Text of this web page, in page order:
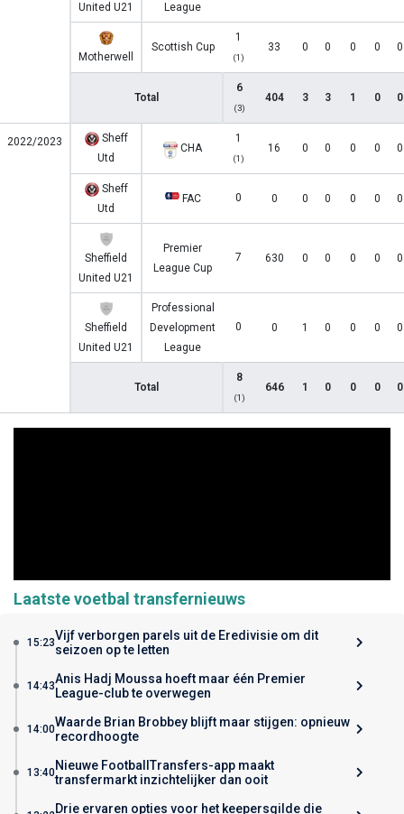
United U21
League
Motherwell
Scottish Cup
1
(1)
33 0 0 0 0 0
Total
6
(3)
404 3 3 1 0 0
2022/2023
Sheff
Utd
CHA
1
(1)
16 0 0 0 0 0
Sheff
Utd
FAC 0 0 0 0 0 0 0
Sheffield
United U21
Premier
League Cup
7 630 0 0 0 0 0
Sheffield
United U21
Professional
Development
League
0 0 1 0 0 0 0
Total
8
(1)
646 1 0 0 0 0
Laatste voetbal transfernieuws
15:23Vijf verborgen parels uit de Eredivisie om dit
seizoen op te letten
14:43Anis Hadj Moussa hoeft maar één Premier
League-club te overwegen
14:00Waarde Brian Brobbey blijft maar stijgen: opnieuw
recordhoogte
13:40Nieuwe FootballTransfers-app maakt
transfermarkt inzichtelijker dan ooit
Drie ervaren opties voor het keepersgilde die